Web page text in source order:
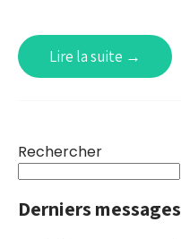
Lire la suite →
Rechercher
Derniers messages